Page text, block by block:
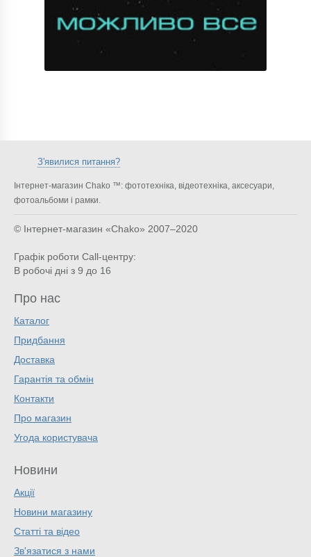
З'явилися питання?
Інтернет-магазин Chako ™: фототехніка, відеотехніка, аксесуари,
фотоальбоми і рамки.
© Інтернет-магазин «Chako» 2007–2020
Графік роботи Call-центру:
В робочі дні з 9 до 16
Про нас
Каталог
Придбання
Доставка
Гарантія та обмін
Контакти
Про магазин
Угода користувача
Новини
Акції
Новини магазину
Статті та відео
Зв'язатися з нами